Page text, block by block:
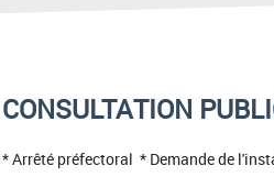
CONSULTATION
* Arrêté préfectoral * Demande de